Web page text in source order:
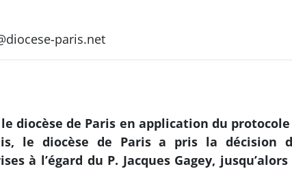
paris.net
diocèse de Paris en application du
le diocèse de Paris a pris la décision
à l’égard du P. Jacques Gagey,